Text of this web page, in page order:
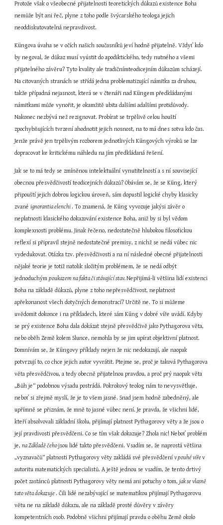
Protože však o všeobecné přijatelnosti teoretických důkazů existence Boha
nemůže být ani řeč, plyne z toho podle švýcarského teologa jejich
neoddiskutovatelná nepravdivost.
Küngova úvaha se v očích našich současníků jeví hodně přijatelně. Vždyť kdo
by negoval, že důkaz musí vyústit do apodiktického, tedy nutného a všemi
přijatelného závěru? Tyto kvality ale tradičnímteodicejním důkazům scházejí.
Na citovaných stranách se střídá jedna problematizující námitka za druhou,
takže případná nejasnost, která se v čtenáři nad Küngem předkládanými
námitkami může vynořit, je okamžitě ubita dalšími adalšími protidůvody.
Nakonec nezbývá než rezignovat. Probírat se trpělivě celou houští
zpochybňujících tvrzení ahodnotit jejich nosnost, na to má dnes sotva kdo čas.
Jenže právě jen trpělivým rozborem jednotlivých Küngových výroků se lze
dopracovat ke kritickému náhledu na jím předkládaná řešení.
Jak se to má tedy se zmíněnou intelektuální vynutitelností a s ní související
obecnou přesvědčivostí teodicejních důkazů? Obávám se, že se Küng, který
připouští jejich dobrou logickou úroveň, sám dopustil logické chyby klasicky
zvané ignorantia elenchi . To znamená, že Küng vyvozuje jakýsi závěr o
neplatnosti klasického dokazování existence Boha, aniž by si byl vědom
komplexnosti problému. Jinak řečeno, nedostatečně hlubokou filosofickou
reflexí si připravil stejně nedostatečné premisy, z nichž se nedá vůbec nic
vydedukovat. Otázka tzv. přesvědčivosti a na ní následné obecné přijatelnosti
nějaké teorie je totiž natolik složitým problémem, že se nedá odbýt
jednoduchým poukazem na fakta či stávající stav. Nepřijímá-li většina lidí existenci
Boha na základě důkazů, plyne z toho nepřesvědčivost, neplatnost
apřekonanost všech dotyčných demonstrací? Určitě ne. To si můžeme
uvědomit dokonce i na příkladech, které sám Küng v dobré víře uvádí. Kdyby
se prý existence Boha dala dokázat stejně přesvědčivě jako Pythagorova věta,
nebo oběh Země kolem Slunce, nemohla by se jim upírat objektivní platnost.
Domnívám se, že Küngovy příklady nejen že nic nedokazují, ale naopak
potvrzují to, co chce jejich autor vyvrátit. Ptejme se, proč je taková Pythagorova
věta přesvědčivou, a tedy obecně přijatelnou pravdou, a proč prý naopak věta
„Bůh je“ podobnou výsadu postrádá. Pokrokový teolog nám to nevysvětluje,
neboť si zřejmě myslí, že je to všem jasné. Snad jsem hodně zabedněný, ale
upřímně se přiznám, že mně to jasné vůbec není. Je pravda, že všichni lidé,
kteří absolvovali základní školu, přijímají platnost Pythagorovy věty a že jsou o
její pravdivosti přesvědčeni. Co se tím však dokazuje? Zhola nic! Neboť problém
je, na Základě čeho jsou lidé takto přesvědčeni. Vsadím se, že naprostá většina
„vyznavačů“ platnosti Pythagorovy věty zakládá své přesvědčení v pouhé víře v
autoritu matematických specialistů. A ještě jednou se vsadím, že tento drtivý
počet zastánců platnosti Pythagorovy věty nemá ani potuchy o tom, jak se vlasně
tato věta dokazuje . Čili lidé nezabývající se matematikou přijímají Pythagorovu
větu ne na základě důkazu, ale na základě prosté důvěry v závěry
kompetentních osob. Podobně všichni přijímají pravdu o oběhu Země okolo